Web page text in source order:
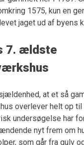
1575, kun en
jaget ud af byens
7. ældste
at et så
overlever helt op til
undersøgelse har
nyt frem om
som går fra gulv